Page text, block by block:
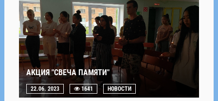
АКЦИЯ "СВЕЧА ПАМЯТИ"
22.06. 2023 1641 НОВОСТИ